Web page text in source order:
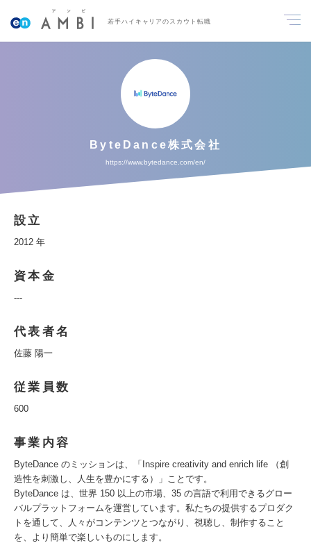
若手ハイキャリアのスカウト転職
ByteDance株式会社
https://www.bytedance.com/en/
設立
2012 年
資本金
---
代表者名
佐藤 陽一
従業員数
600
事業内容
ByteDance のミッションは、「Inspire creativity and enrich life （創
造性を刺激し、人生を豊かにする）」ことです。
ByteDance は、世界 150 以上の市場、35 の言語で利用できるグロー
バルプラットフォームを運営しています。私たちの提供するプロダク
トを通して、人々がコンテンツとつながり、視聴し、制作すること
を、より簡単で楽しいものにします。